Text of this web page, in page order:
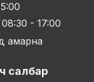
- 17:00
амарна
салбар